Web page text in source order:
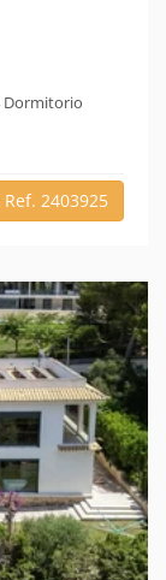
Dormitorio
2403925